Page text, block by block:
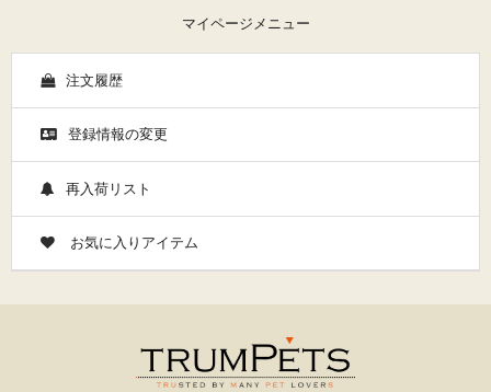
マイページメニュー
注文履歴
登録情報の変更
再入荷リスト
お気に入りアイテム